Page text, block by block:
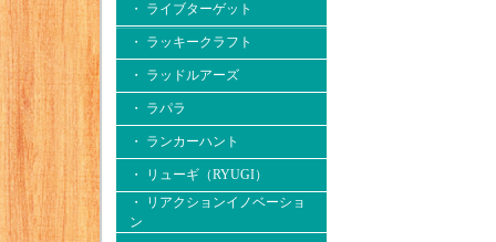
・ ライブターゲット
・ ラッキークラフト
・ ラッドルアーズ
・ ラパラ
・ ランカーハント
・ リューギ（RYUGI）
・ リアクションイノベーショ
ン